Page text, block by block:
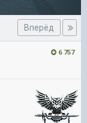
Вперёд
6 757